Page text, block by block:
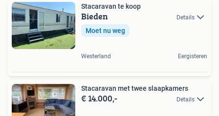
Stacaravan te koop
Bieden Details
Moet nu weg
Westerland Eergisteren
Stacaravan met twee slaapkamers
€ 14.000,- Details